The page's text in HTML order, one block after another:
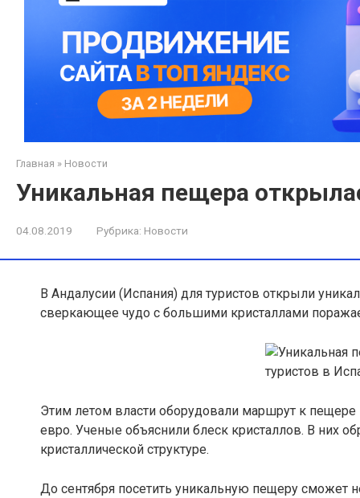
Главная » Новости
Уникальная пещера
04.08.2019 Рубрика: Новости
В Андалусии (Испания) для туристов открыли
сверкающее чудо с большими кристаллами
Этим летом власти оборудовали маршрут к пещере
евро. Ученые объяснили блеск кристаллов. В них
кристаллической структуре.
До сентября посетить уникальную пещеру